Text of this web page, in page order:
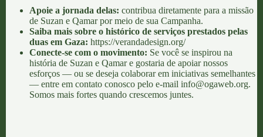
Apoie a jornada delas: contribua diretamente para a missão
de Suzan e Qamar por meio de sua Campanha.
Saiba mais sobre o histórico de serviços prestados pelas
duas em Gaza: https://verandadesign.org/
Conecte-se com o movimento: Se você se inspirou na
história de Suzan e Qamar e gostaria de apoiar nossos
esforços — ou se deseja colaborar em iniciativas semelhantes
— entre em contato conosco pelo e-mail info@ogaweb.org.
Somos mais fortes quando crescemos juntes.